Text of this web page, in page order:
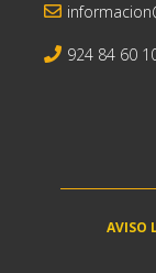
924 84 60
AVISO